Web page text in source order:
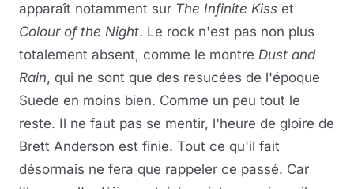
apparaît notamment sur The Infinite Kiss et
Colour of the Night. Le rock n'est pas non plus
totalement absent, comme le montre Dust and
Rain, qui ne sont que des resucées de l'époque
Suede en moins bien. Comme un peu tout le
reste. Il ne faut pas se mentir, l'heure de gloire de
Brett Anderson est finie. Tout ce qu'il fait
désormais ne fera que rappeler ce passé. Car